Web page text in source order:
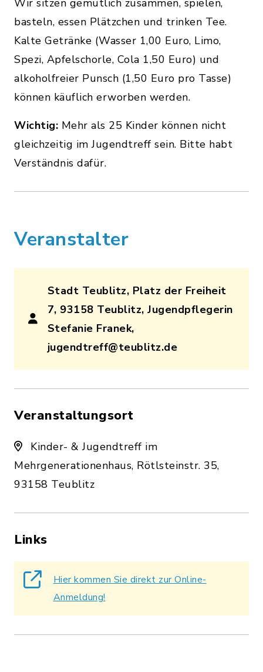
Wir sitzen gemütlich zusammen, spielen,
basteln, essen Plätzchen und trinken Tee.
Kalte Getränke (Wasser 1,00 Euro, Limo,
Spezi, Apfelschorle, Cola 1,50 Euro) und
alkoholfreier Punsch (1,50 Euro pro Tasse)
können käuflich erworben werden.
Wichtig: Mehr als 25 Kinder können nicht
gleichzeitig im Jugendtreff sein. Bitte habt
Verständnis dafür.
Veranstalter
Stadt Teublitz, Platz der Freiheit
7, 93158 Teublitz, Jugendpflegerin
Stefanie Franek,
jugendtreff@teublitz.de
Veranstaltungsort
Kinder- & Jugendtreff im
Mehrgenerationenhaus, Rötlsteinstr. 35,
93158 Teublitz
Links
Hier kommen Sie direkt zur Online-
Anmeldung!